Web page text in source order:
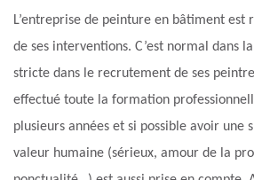
L’entreprise de peinture en bâtiment est
de ses interventions. C’est normal dans
stricte dans le recrutement de ses
effectué toute la formation
plusieurs années et si possible avoir une
valeur humaine (sérieux, amour de la